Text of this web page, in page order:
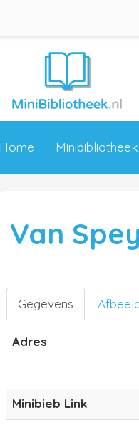
Home
Van
Gegevens
Adres
Minibieb Link